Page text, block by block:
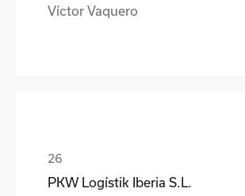
Víctor Vaquero
PKW Logístik Iberia S.L.